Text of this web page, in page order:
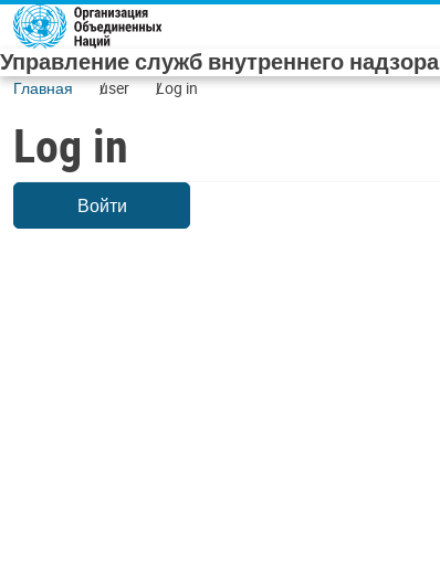
Skip to main content
Управление служб внутреннего надзора
Главная user Log in
Log in
Войти